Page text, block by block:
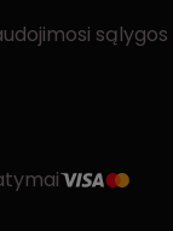
sąlygos